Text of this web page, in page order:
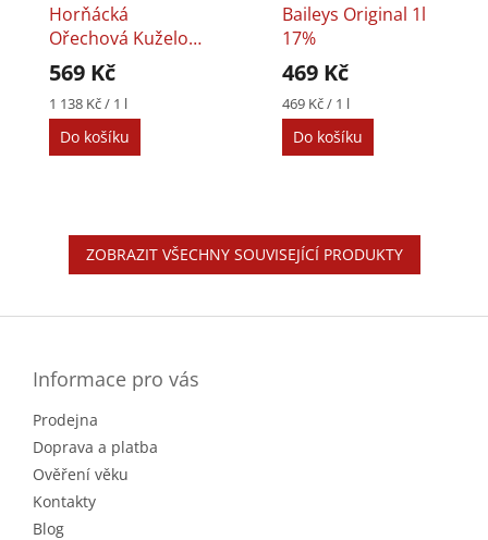
Horňácká
Ořechová Kuželov
0,5l 30%
569 Kč
Měrná
cena:
1 138 Kč / 1 l
Do košíku
Baileys Original 1l
17%
469 Kč
Měrná
cena:
469 Kč / 1 l
Do košíku
ZOBRAZIT VŠECHNY SOUVISEJÍCÍ PRODUKTY
Informace pro vás
Prodejna
Doprava a platba
Ověření věku
Kontakty
Blog